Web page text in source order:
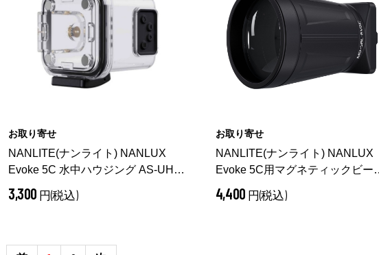
お取り寄せ
NANLITE(ナンライト) NANLUX
Evoke 5C 水中ハウジング AS-UH-
EV5C
3,300 円(税込)
お取り寄せ
NANLITE(ナンライト) NANLUX
Evoke 5C用マグネティックビー
レンズ MD-SBL-EV5C
4,400 円(税込)